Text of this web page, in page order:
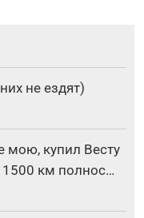
не ездят)
мою, купил Весту
1500 км полнос…